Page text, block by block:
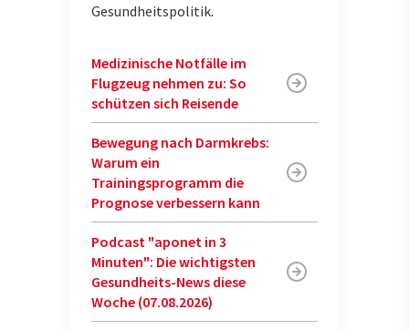
Gesundheitspolitik.
Medizinische Notfälle im
Flugzeug nehmen zu: So
schützen sich Reisende
Bewegung nach Darmkrebs:
Warum ein
Trainingsprogramm die
Prognose verbessern kann
Podcast "aponet in 3
Minuten": Die wichtigsten
Gesundheits-News diese
Woche (07.08.2026)